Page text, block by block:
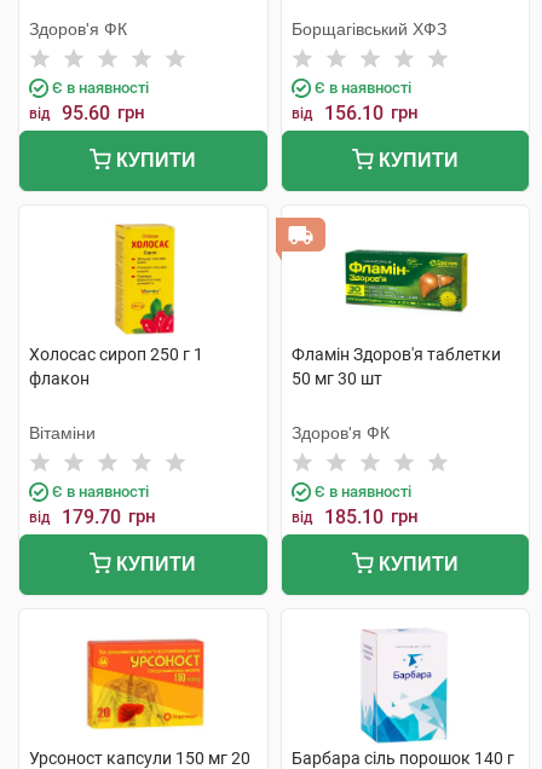
Здоров'я ФК
Є в наявності
від 95.60 грн
КУПИТИ
Борщагівський ХФЗ
Є в наявності
від 156.10 грн
КУПИТИ
Холосас сироп 250 г 1
флакон
Вітаміни
Є в наявності
від 179.70 грн
КУПИТИ
Фламін Здоров'я таблетки
50 мг 30 шт
Здоров'я ФК
Є в наявності
від 185.10 грн
КУПИТИ
Урсоност капсули 150 мг 20
Барбара сіль порошок 140 г